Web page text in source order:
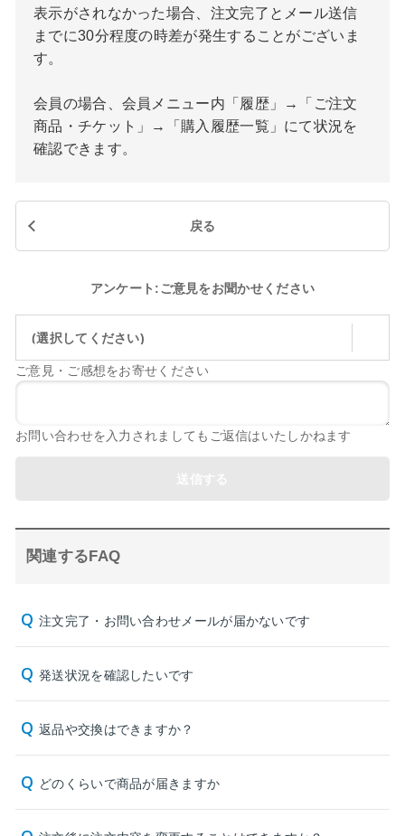
表示がされなかった場合、注文完了とメール送信
までに30分程度の時差が発生することがございま
す。
会員の場合、会員メニュー内「履歴」→「ご注文
商品・チケット」→「購入履歴一覧」にて状況を
確認できます。
戻る
アンケート:ご意見をお聞かせください
(選択してください)
ご意見・ご感想をお寄せください
お問い合わせを入力されましてもご返信はいたしかねます
関連するFAQ
注文完了・お問い合わせメールが届かないです
発送状況を確認したいです
返品や交換はできますか？
どのくらいで商品が届きますか